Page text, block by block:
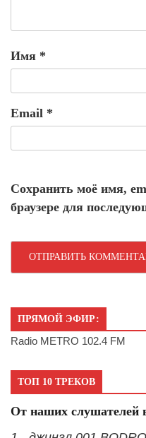
Имя *
Email *
Сохранить моё имя,
браузере для
ПРЯМОЙ ЭФИР:
Radio METRO 102.4 FM
ТОП 10 ТРЕКОВ
От наших слушателей